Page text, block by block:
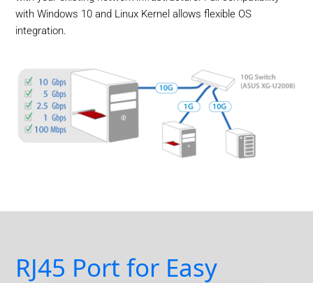
with Windows 10 and Linux Kernel allows flexible OS
integration.
RJ45 Port for Easy